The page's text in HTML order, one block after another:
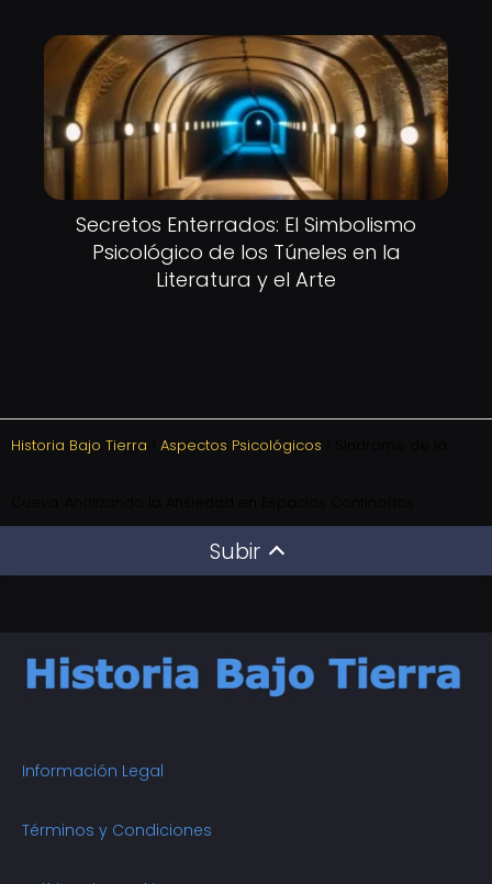
Secretos Enterrados: El Simbolismo
Psicológico de los Túneles en la
Literatura y el Arte
Historia Bajo Tierra Aspectos Psicológicos
Subir
Información Legal
Términos y Condiciones